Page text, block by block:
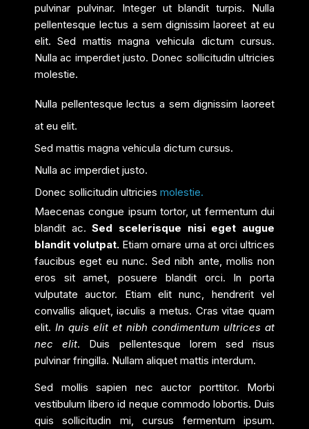
pulvinar pulvinar. Integer ut blandit turpis. Nulla
pellentesque lectus a sem dignissim laoreet at eu
elit. Sed mattis magna vehicula dictum cursus.
Nulla ac imperdiet justo. Donec sollicitudin ultricies
molestie.
Nulla pellentesque lectus a sem dignissim laoreet
at eu elit.
Sed mattis magna vehicula dictum cursus.
Nulla ac imperdiet justo.
Donec sollicitudin ultricies molestie.
Maecenas congue ipsum tortor, ut fermentum dui
blandit ac.Sed scelerisque nisi eget augue
blandit volutpat. Etiam ornare urna at orci ultrices
faucibus eget eu nunc. Sed nibh ante, mollis non
eros sit amet, posuere blandit orci. In porta
vulputate auctor. Etiam elit nunc, hendrerit vel
convallis aliquet, iaculis a metus. Cras vitae quam
elit. In quis elit et nibh condimentum ultrices at
nec elit. Duis pellentesque lorem sed risus
pulvinar fringilla. Nullam aliquet mattis interdum.
Sed mollis sapien nec auctor porttitor. Morbi
vestibulum libero id neque commodo lobortis. Duis
quis sollicitudin mi, cursus fermentum ipsum.